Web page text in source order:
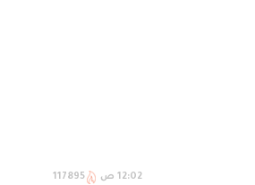
12:02 ص 117895